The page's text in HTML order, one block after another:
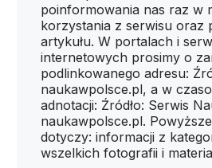
poinformowania nas raz w
korzystania z serwisu oraz
artykułu. W portalach i
internetowych prosimy o
podlinkowanego adresu:
naukawpolsce.pl, a w
adnotacji: Źródło: Serwis
naukawpolsce.pl.
dotyczy: informacji z
wszelkich fotografii i